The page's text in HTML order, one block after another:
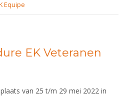
Equipe
EK Veteranen
van 25 t/m 29 mei 2022 in